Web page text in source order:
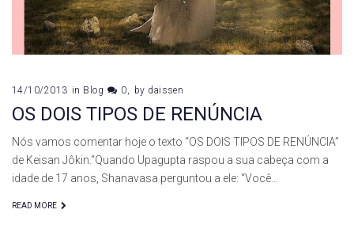
14/10/2013 in Blog 0 by daissen
OS DOIS TIPOS DE RENÚNCIA
Nós vamos comentar hoje o texto “OS DOIS TIPOS DE RENÚNCIA”
de Keisan Jôkin.“Quando Upagupta raspou a sua cabeça com a
idade de 17 anos, Shanavasa perguntou a ele: “Você…
READ MORE